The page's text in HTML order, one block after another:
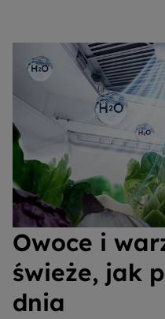
Owoce i
świeże, jak
dnia